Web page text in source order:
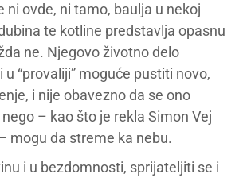
ni ovde, ni tamo, baulja u nekoj
te kotline predstavlja opasnu
ne. Njegovo životno delo
u “provaliji” moguće pustiti novo,
i nije obavezno da se ono
– kao što je rekla Simon Vej
mogu da streme ka nebu.
i u bezdomnosti, sprijateljiti se i